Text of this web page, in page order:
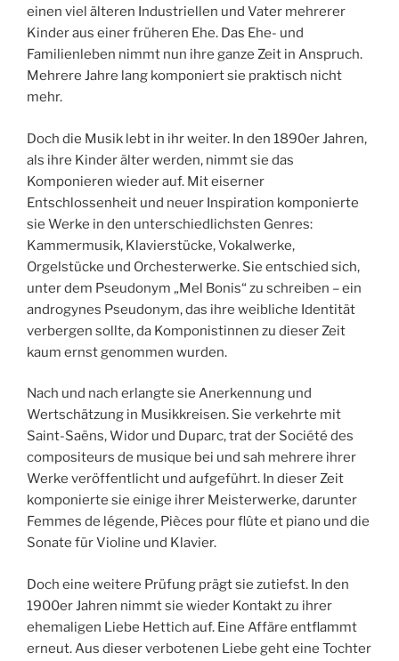
einen viel älteren Industriellen und Vater mehrerer
Kinder aus einer früheren Ehe. Das Ehe- und
Familienleben nimmt nun ihre ganze Zeit in Anspruch.
Mehrere Jahre lang komponiert sie praktisch nicht
mehr.
Doch die Musik lebt in ihr weiter. In den 1890er Jahren,
als ihre Kinder älter werden, nimmt sie das
Komponieren wieder auf. Mit eiserner
Entschlossenheit und neuer Inspiration komponierte
sie Werke in den unterschiedlichsten Genres:
Kammermusik, Klavierstücke, Vokalwerke,
Orgelstücke und Orchesterwerke. Sie entschied sich,
unter dem Pseudonym „Mel Bonis“ zu schreiben – ein
androgynes Pseudonym, das ihre weibliche Identität
verbergen sollte, da Komponistinnen zu dieser Zeit
kaum ernst genommen wurden.
Nach und nach erlangte sie Anerkennung und
Wertschätzung in Musikkreisen. Sie verkehrte mit
Saint-Saëns, Widor und Duparc, trat der Société des
compositeurs de musique bei und sah mehrere ihrer
Werke veröffentlicht und aufgeführt. In dieser Zeit
komponierte sie einige ihrer Meisterwerke, darunter
Femmes de légende, Pièces pour flûte et piano und die
Sonate für Violine und Klavier.
Doch eine weitere Prüfung prägt sie zutiefst. In den
1900er Jahren nimmt sie wieder Kontakt zu ihrer
ehemaligen Liebe Hettich auf. Eine Affäre entflammt
erneut. Aus dieser verbotenen Liebe geht eine Tochter